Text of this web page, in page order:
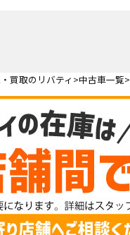
買取のリバティ 中古車一覧